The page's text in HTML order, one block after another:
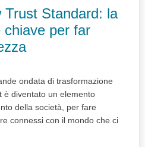
Trust Standard: la
per far
ondata di trasformazione
è diventato un elemento
della società, per fare
connessi con il mondo che ci